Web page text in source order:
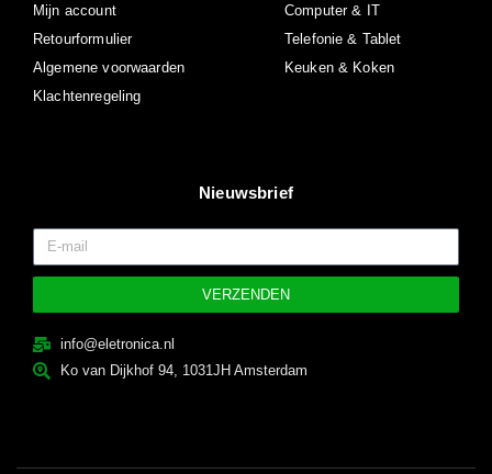
Mijn account
Retourformulier
Algemene voorwaarden
Klachtenregeling
Computer & IT
Telefonie & Tablet
Keuken & Koken
Nieuwsbrief
VERZENDEN
info@eletronica.nl
Ko van Dijkhof 94, 1031JH Amsterdam